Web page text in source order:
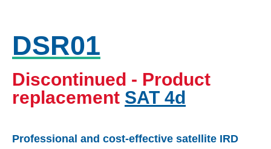
DSR01
Discontinued - Product
replacement SAT 4d
Professional and cost-effective satellite IRD